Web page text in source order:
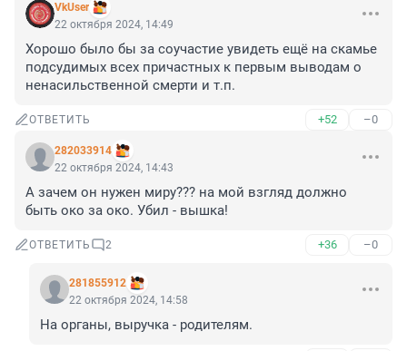
VkUser
22 октября 2024, 14:49
Хорошо было бы за соучастие увидеть ещё на скамье
подсудимых всех причастных к первым выводам о
ненасильственной смерти и т.п.
ОТВЕТИТЬ +52 –0
282033914
22 октября 2024, 14:43
А зачем он нужен миру??? на мой взгляд должно
быть око за око. Убил - вышка!
ОТВЕТИТЬ 2 +36 –0
281855912
22 октября 2024, 14:58
На органы, выручка - родителям.